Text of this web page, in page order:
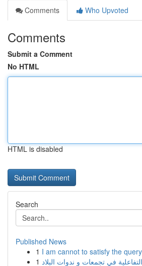
Comments
Who Upvoted
Comments
Submit a Comment
No HTML
HTML is disabled
Search
Published News
1 I am cannot to satisfy the
1 في تجمعات و ندوات البلاد